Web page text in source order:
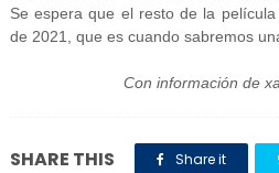
Se espera que el resto de la
de 2021, que es cuando sabremos
Con información de
SHARE THIS Share it